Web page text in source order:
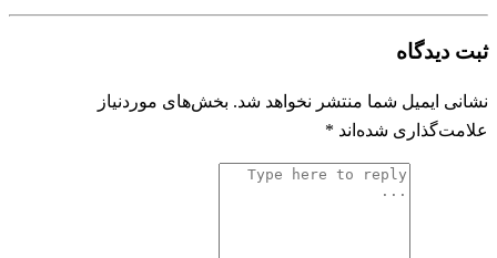
ثبت دیدگاه
نشانی ایمیل شما منتشر نخواهد شد. بخش‌های موردنیاز
علامت‌گذاری شده‌اند *